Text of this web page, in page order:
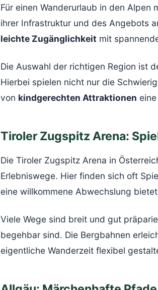
Für einen Wanderurlaub in den
ihrer Infrastruktur und des Angebots
leichte Zugänglichkeit mit
Die Auswahl der richtigen Region ist
Hierbei spielen nicht nur die
von kindgerechten Attraktionen
Tiroler Zugspitz Arena:
Die Tiroler Zugspitz Arena in
Erlebniswege. Hier finden sich oft
eine willkommene Abwechslung
Viele Wege sind breit und gut
begehbar sind. Die Bergbahnen
eigentliche Wanderzeit flexibel